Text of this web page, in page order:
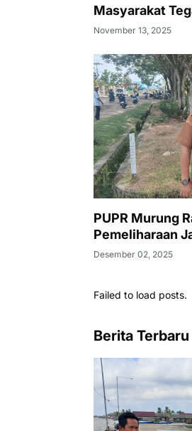
Masyarakat
Tangguh dan
November 13, 2025
PUPR Murung
Pemeliharaan
Desember 02, 2025
Failed to load posts.
Berita Terbaru